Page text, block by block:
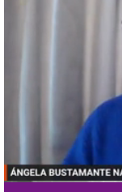
UnmuteStream